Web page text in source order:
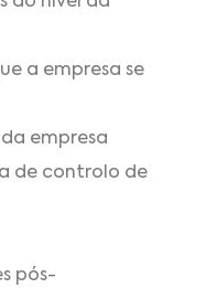
a empresa se
empresa
de controlo de
pós-